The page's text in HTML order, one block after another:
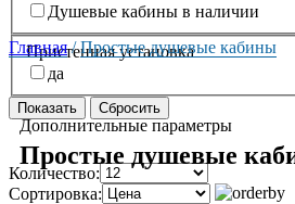
Душевые кабины в наличии
Пристенная установка
да
Главная/Простые душевые кабины
Простые душевые
Дополнительные параметры
Количество:
Сортировка: